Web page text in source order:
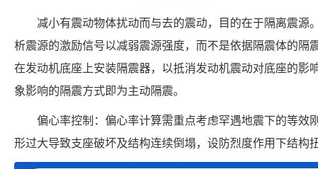
减小有震动物体扰动而与去的震动，目的在于隔离震源
析震源的激励信号以减弱震源强度，而不是依据隔震体的隔
在发动机底座上安装隔震器，以抵消发动机震动对底座的影
象影响的隔震方式即为主动隔震。
偏心率控制：偏心率计算需重点考虑罕遇地震下的等效
形过大导致支座破坏及结构连续倒塌，设防烈度作用下结构